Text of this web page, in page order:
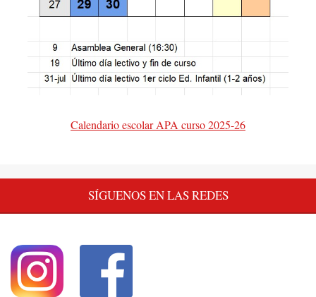
Calendario escolar APA curso 2025-26
SÍGUENOS EN LAS REDES